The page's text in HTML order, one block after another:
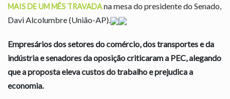
MAIS DE UM MÊS TRAVADAna mesa do presidente do Senado,
Davi Alcolumbre (União-AP).
Empresários dos setores do comércio, dos transportes e da
indústria e senadores da oposição criticaram a PEC, alegando
que a proposta eleva custos do trabalho e prejudica a
economia.